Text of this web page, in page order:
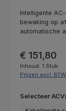
Intelligente
bewaking op
automatische
Normale prijs:
€ 151,80
Inhoud: 1 Stuk
Prijzen excl.
Selecteer
Selecteer